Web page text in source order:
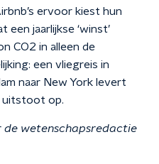
ervoor kiest hun
jaarlijkse ‘winst’
CO2 in alleen de
een vliegreis in
naar New York levert
uitstoot op.
wetenschapsredactie